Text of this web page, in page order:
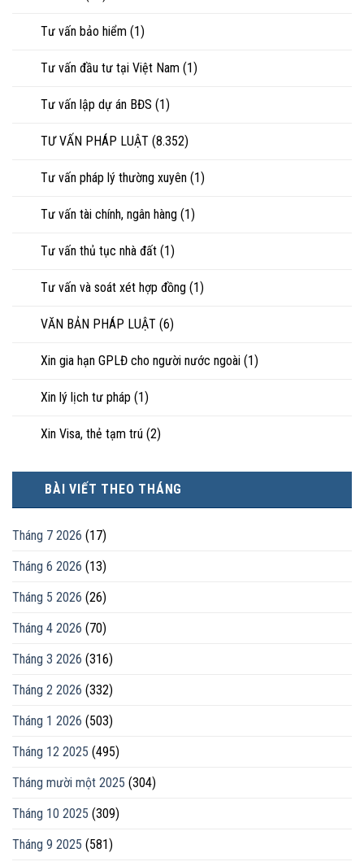
Tư vấn bảo hiểm (1)
Tư vấn đầu tư tại Việt Nam (1)
Tư vấn lập dự án BĐS (1)
TƯ VẤN PHÁP LUẬT (8.352)
Tư vấn pháp lý thường xuyên (1)
Tư vấn tài chính, ngân hàng (1)
Tư vấn thủ tục nhà đất (1)
Tư vấn và soát xét hợp đồng (1)
VĂN BẢN PHÁP LUẬT (6)
Xin gia hạn GPLĐ cho người nước ngoài (1)
Xin lý lịch tư pháp (1)
Xin Visa, thẻ tạm trú (2)
BÀI VIẾT THEO THÁNG
Tháng 7 2026 (17)
Tháng 6 2026 (13)
Tháng 5 2026 (26)
Tháng 4 2026 (70)
Tháng 3 2026 (316)
Tháng 2 2026 (332)
Tháng 1 2026 (503)
Tháng 12 2025 (495)
Tháng mười một 2025 (304)
Tháng 10 2025 (309)
Tháng 9 2025 (581)